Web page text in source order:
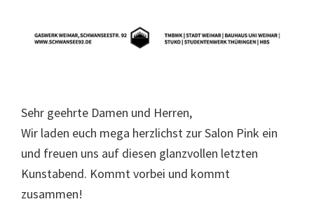
Sehr geehrte Damen und Herren,
Wir laden euch mega herzlichst zur Salon Pink ein
und freuen uns auf diesen glanzvollen letzten
Kunstabend. Kommt vorbei und kommt
zusammen!